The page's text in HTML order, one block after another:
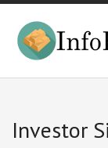
Skip
content
Investor